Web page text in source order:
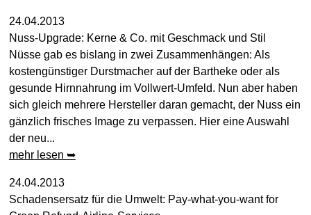
24.04.2013
Nuss-Upgrade: Kerne & Co. mit Geschmack und Stil
Nüsse gab es bislang in zwei Zusammenhängen: Als
kostengünstiger Durstmacher auf der Bartheke oder als
gesunde Hirnnahrung im Vollwert-Umfeld. Nun aber haben
sich gleich mehrere Hersteller daran gemacht, der Nuss ein
gänzlich frisches Image zu verpassen. Hier eine Auswahl
der neu...
mehr lesen ➥
24.04.2013
Schadensersatz für die Umwelt: Pay-what-you-want for